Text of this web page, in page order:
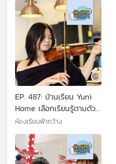
EP. 487: บ้านเรียน Yuni
Home เลือกเรียนรู้ตามตัวผู้
เรียน
ห้องเรียนฟ้ากว้าง